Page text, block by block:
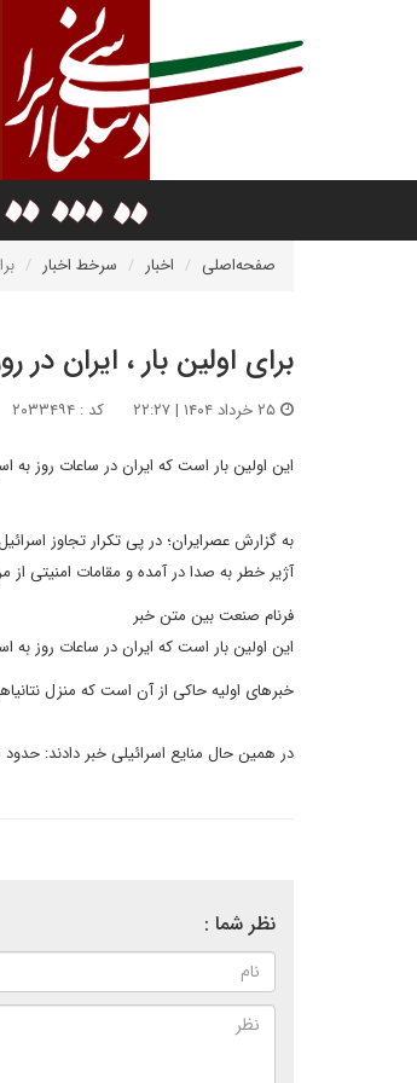
صفحه‌اصلی اخبار سرخط اخبار
برای اولین بار ، ایران
کد : ۲۰۳۳۴۹۴
این اولین بار است که ایران در ساعات روز به اسرائیل
به گزارش عصرایران؛ در پی تکرار تجاوز
آژیر خطر به صدا در آمده و مقامات امنیتی از
فرنام صنعت بین متن خبر
این اولین بار است که ایران در ساعات روز به اسرائیل
خبر‌های اولیه حاکی از آن است که منزل
در همین حال منایع اسرائیلی خبر دادند: حدود ۵۰ موشک از سوی ایران به سمت حیفا و تل‌آویو شلیک شده است.
نظر شما :